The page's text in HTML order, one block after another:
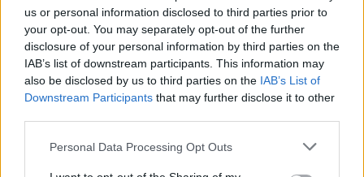
us or personal information disclosed to third parties prior to
your opt-out. You may separately opt-out of the further
disclosure of your personal information by third parties on the
IAB’s list of downstream participants. This information may
also be disclosed by us to third parties on the IAB’s List of
Downstream Participants that may further disclose it to other
Personal Data Processing Opt Outs
Nőileg
Sándor Ella: Na, indíts, s
menjünk!